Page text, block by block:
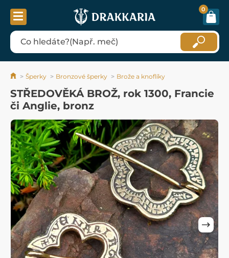
0
Šperky Bronzové šperky Brože a knoflíky
STŘEDOVĚKÁ BROŽ, rok 1300, Francie
či Anglie, bronz